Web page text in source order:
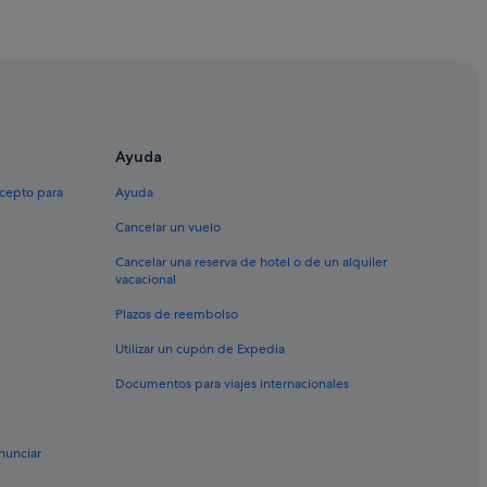
para
Ayuda
Ayuda
Cancelar un vuelo
Cancelar una reserva de hotel o de un alquiler
vacacional
Plazos de reembolso
Utilizar un cupón de Expedia
Documentos para viajes internacionales